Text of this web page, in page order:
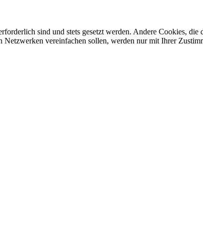
sind und stets gesetzt werden. Andere Cookies,
vereinfachen sollen, werden nur mit Ihrer